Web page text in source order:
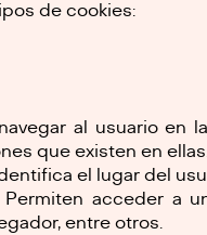
de cookies:
al usuario en
que existen en
el lugar del
Permiten acceder a
entre otros.